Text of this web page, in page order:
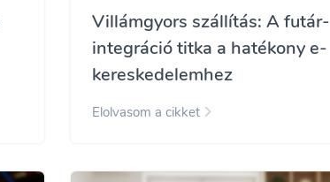
Villámgyors szállítás: A futár-
integráció titka a hatékony e-
kereskedelemhez
Elolvasom a cikket